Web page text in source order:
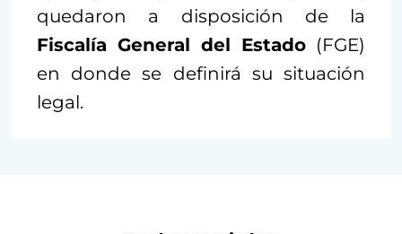
quedaron a disposición de la
Fiscalía General del Estado (FGE)
en donde se definirá su situación
legal.